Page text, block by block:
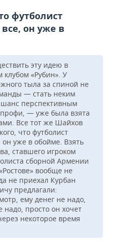
футболист
он уже в
эту идею в
«Рубин». У
тыла за спиной не
— стать неким
перспективным
— уже была взята
Все тот же Шайхов
что футболист
он уже в обойме. Взять
ставшего игроком
сборной Армении
вообще не
не приехал Курбан
предлагали:
ему денег не надо,
надо, просто он хочет
некоторое время